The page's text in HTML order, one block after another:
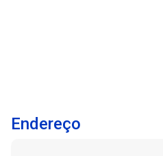
vaga no prédio por R$
segurança e comodidade
Endereço